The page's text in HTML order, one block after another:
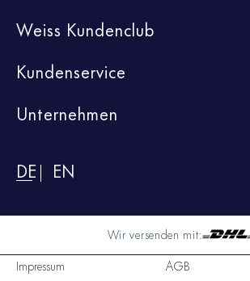
Weiss Kundenclub
Kundenservice
Unternehmen
DE EN
Wir versenden mit:
Impressum
AGB